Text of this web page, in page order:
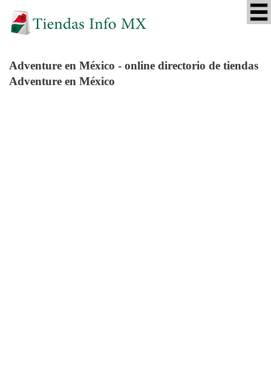
Adventure en México - online directorio de tiendas
Adventure en México